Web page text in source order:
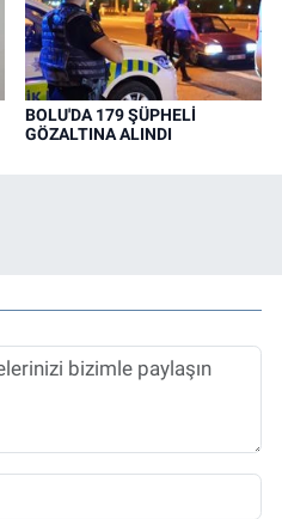
BOLU'DA 179 ŞÜPHELİ
GÖZALTINA ALINDI